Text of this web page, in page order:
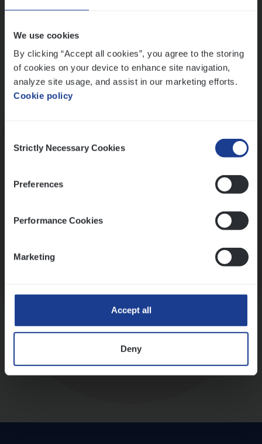
We use cookies
By clicking “Accept all cookies”, you agree to the storing
of cookies on your device to enhance site navigation,
analyze site usage, and assist in our marketing efforts.
Cookie policy
Selection
Strictly Necessary Cookies
Preferences
Performance Cookies
Marketing
Accept all
Deny